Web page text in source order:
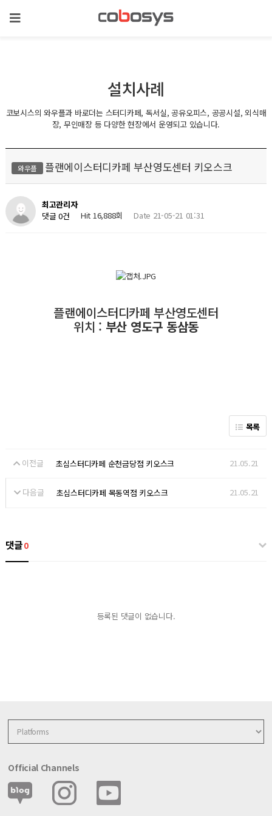
설치사례
코보시스의 와우플과 바로더는 스터디카페, 독서실, 공유오피스, 공공시설, 외식매
장, 무인매장 등 다양한 현장에서 운영되고 있습니다.
와우플 플랜에이스터디카페 부산영도센터 키오스크
최고관리자
댓글 0건
Hit 16,888회 Date 21-05-21 01:31
플랜에이스터디카페 부산영도센터
위치 : 부산 영도구 동삼동
목록
이전글 초심스터디카페 순천금당점 키오스크 21.05.21
다음글 초심스터디카페 목동역점 키오스크 21.05.21
댓글0
등록된 댓글이 없습니다.
Official Channels